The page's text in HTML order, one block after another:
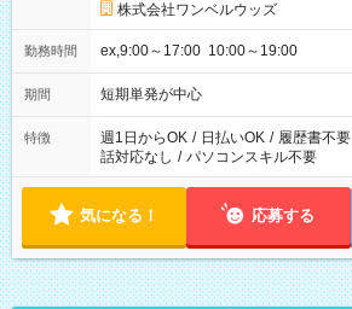
株式会社ワンベルウッズ
勤務時間 ex,9:00～17:00 10:00～19:00
期間 短期単発が中心
特徴 週1日からOK / 日払いOK / 履歴書不要
話対応なし / パソコンスキル不要
気になる！ 応募する